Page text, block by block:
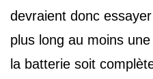
devraient donc
plus long au moins
la batterie soit